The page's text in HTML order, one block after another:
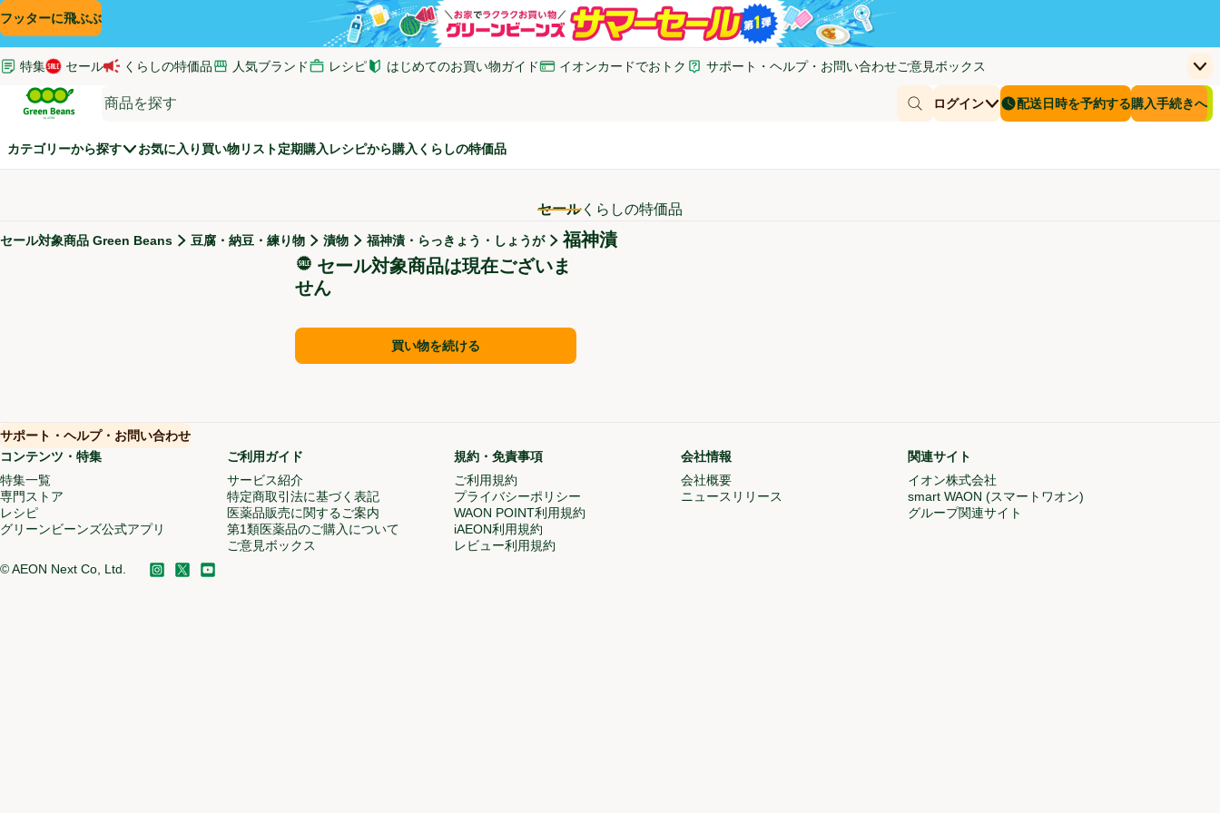
コンテンツに飛ぶ
検索に飛ぶ
フッターに飛ぶ
特集 セール くらしの特価品 人気ブランド レシピ はじめてのお買い物ガイド
(新しいウィンドウで開く)
イオンカードでおトク
(新しいウィンドウで開く)
サポート・ヘルプ・お問い合わせ
(新しいウィンドウで開く)
ご意見ボックス
(新しいウィンドウで開く)
上
Green Beans
商品を探す
ログイン
配送日時を予約する
配送日時を予約する購入手続きへ
お客さまのカ
￥0
カテゴリーから探す お気に入り 買い物リスト定期購入 レシピから購入 くらしの特価品
セールくらしの特価品
セール対象商品 Green Beans 豆腐・納豆・練り物 漬物 福神漬・らっきょう・しょうが
福神漬
セール対象商品は現在ございま
せん
買い物を続ける
サポート・ヘルプ・お問い合わせ
(新しいウィンドウで開く)
コンテンツ・特集
特集一覧
専門ストア
レシピ
グリーンビーンズ公式アプリ
(新しいウィンドウで開く)
ご利用ガイド
サービス紹介
特定商取引法に基づく表記
医薬品販売に関するご案内
第1類医薬品のご購入について
ご意見ボックス
(新しいウィンドウで開く)
規約・免責事項
ご利用規約
プライバシーポリシー
WAON POINT利用規約
iAEON利用規約
レビュー利用規約
会社情報
会社概要
ニュースリリース
(新しいウィンドウで開く)
関連サイト
イオン株式会社
smart WAON (スマートワオン)
グループ関連サイト
©AEON Next Co, Ltd. Instagram
(新しいウィンドウで開く)
X (新しいウィンドウで開く)
YouTube